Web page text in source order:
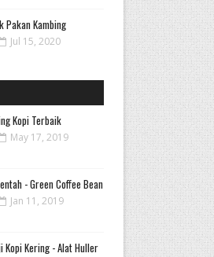
Pakan Kambing
Jul 15, 2020
Kopi Terbaik
May 17, 2019
- Green Coffee Bean
Jan 11, 2019
Kopi Kering - Alat Huller